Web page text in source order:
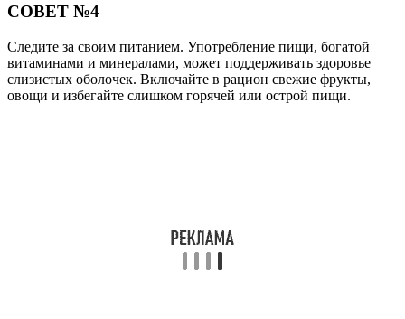
СОВЕТ №4
Следите за своим питанием. Употребление пищи, богатой
витаминами и минералами, может поддерживать здоровье
слизистых оболочек. Включайте в рацион свежие фрукты,
овощи и избегайте слишком горячей или острой пищи.